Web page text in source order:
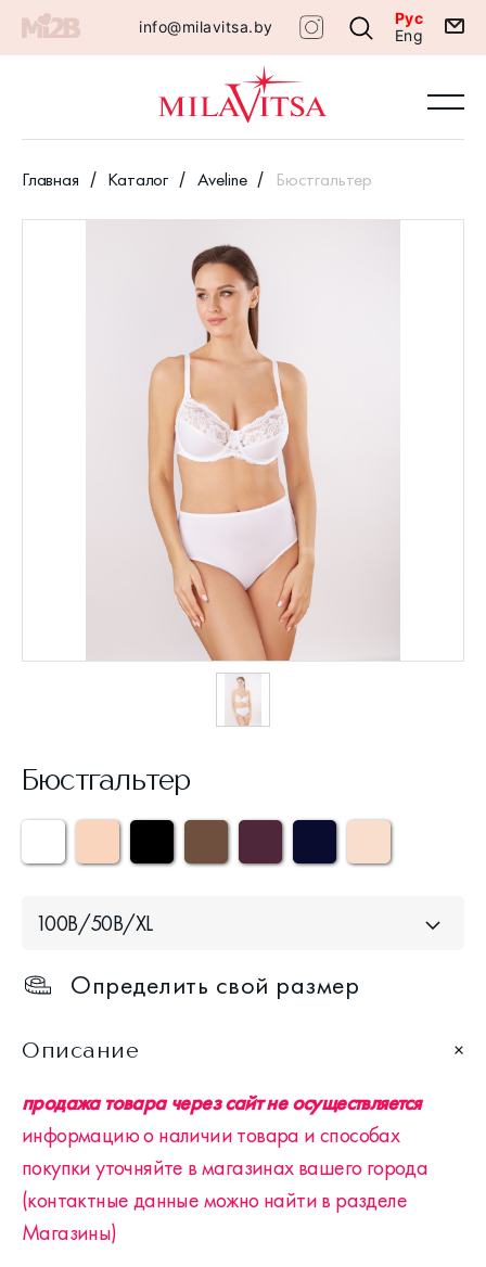
info@milavitsa.by
Рус
Eng
Главная Каталог Aveline Бюстгальтер
Бюстгальтер
100B/50B/XL
Определить свой размер
Описание
продажа товара через сайт не осуществляется
информацию о наличии товара и способах
покупки уточняйте в магазинах вашего города
(контактные данные можно найти в разделе
Магазины)